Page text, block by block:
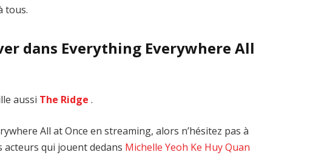
tous.
dans Everything Everywhere All
aussi The Ridge .
All at Once en streaming, alors n’hésitez pas à
acteurs qui jouent dedans Michelle Yeoh Ke Huy Quan